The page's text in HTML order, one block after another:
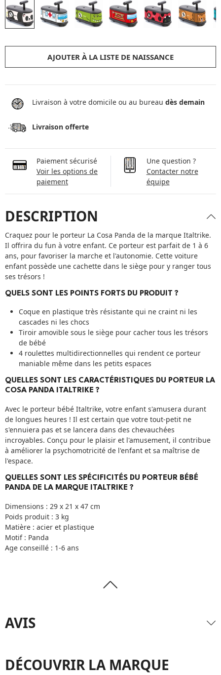
AJOUTER À LA LISTE DE NAISSANCE
Livraison à votre domicile ou au bureau dès demain
Livraison offerte
Paiement sécurisé
Voir les options de
paiement
Une question ?
Contacter notre
équipe
DESCRIPTION
Craquez pour le porteur La Cosa Panda de la marque Italtrike.
Il offrira du fun à votre enfant. Ce porteur est parfait de 1 à 6
ans, pour favoriser la marche et l'autonomie. Cette voiture
enfant possède une cachette dans le siège pour y ranger tous
ses trésors !
QUELS SONT LES POINTS FORTS DU PRODUIT ?
Coque en plastique très résistante qui ne craint ni les
cascades ni les chocs
Tiroir amovible sous le siège pour cacher tous les trésors
de bébé
4 roulettes multidirectionnelles qui rendent ce porteur
maniable même dans les petits espaces
QUELLES SONT LES CARACTÉRISTIQUES DU PORTEUR LA
COSA PANDA ITALTRIKE ?
Avec le porteur bébé Italtrike, votre enfant s'amusera durant
de longues heures ! Il est certain que votre tout-petit ne
s'ennuiera pas et se lancera dans des chevauchées
incroyables. Conçu pour le plaisir et l'amusement, il contribue
à améliorer la psychomotricité de l'enfant et sa maîtrise de
l'espace.
QUELLES SONT LES SPÉCIFICITÉS DU PORTEUR BÉBÉ
PANDA DE LA MARQUE ITALTRIKE ?
Dimensions : 29 x 21 x 47 cm
Poids produit : 3 kg
Matière : acier et plastique
Motif : Panda
Age conseillé : 1-6 ans
AVIS
DÉCOUVRIR LA MARQUE